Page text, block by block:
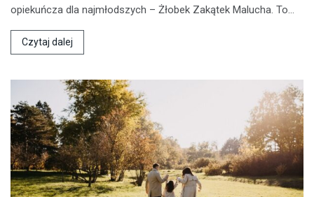
opiekuńcza dla najmłodszych – Żłobek Zakątek Malucha. To…
Czytaj dalej